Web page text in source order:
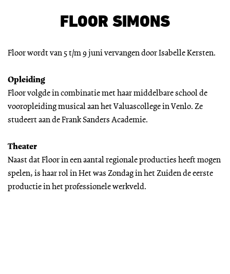
FLOOR SIMONS
Floor wordt van 5 t/m 9 juni vervangen door Isabelle Kersten.
Opleiding
Floor volgde in combinatie met haar middelbare school de
vooropleiding musical aan het Valuascollege in Venlo. Ze
studeert aan de Frank Sanders Academie.
Theater
Naast dat Floor in een aantal regionale producties heeft mogen
spelen, is haar rol in Het was Zondag in het Zuiden de eerste
productie in het professionele werkveld.